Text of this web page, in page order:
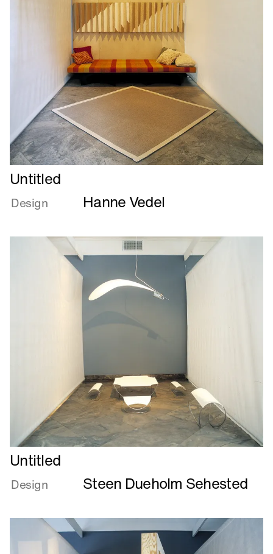
Læs
mere
om
Untitled
Design Hanne Vedel
Læs
mere
om
Untitled
Design Steen Dueholm Sehested